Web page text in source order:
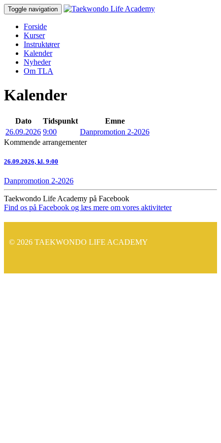
Toggle navigation
Forside
Kurser
Instruktører
Kalender
Nyheder
Om TLA
Kalender
Dato Tidspunkt
Emne
26.09.2026 9:00
Danpromotion 2-2026
Kommende arrangementer
26.09.2026, kl. 9:00
Danpromotion 2-2026
Taekwondo Life Academy på Facebook
Find os på Facebook og læs mere om vores aktiviteter
© 2026 TAEKWONDO LIFE ACADEMY